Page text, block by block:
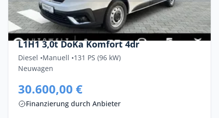
Privat & Gewerbe
Renault Trafic-kastenwagen Blue DCi 130
L1H1 3,0t DoKa Komfort 4dr
Diesel •Manuell •131 PS (96 kW)
Neuwagen
30.600,00 €
Finanzierung durch Anbieter